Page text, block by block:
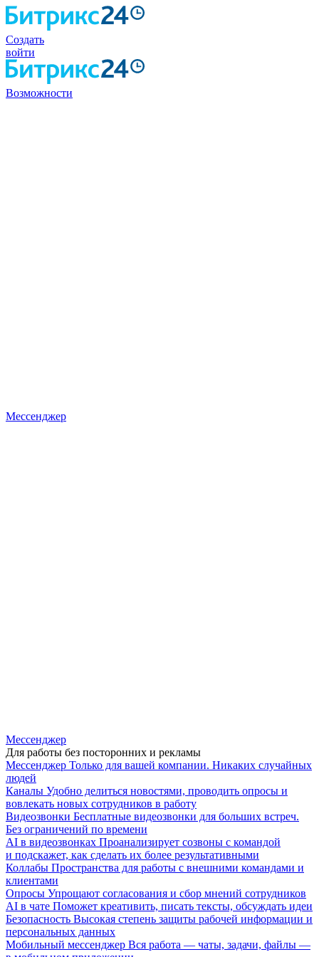
Создать
войти
Возможности
Мессенджер
Мессенджер
Для работы без посторонних и рекламы
Мессенджер Только для вашей компании. Никаких случайных
людей
Каналы Удобно делиться новостями, проводить опросы и
вовлекать новых сотрудников в работу
Видеозвонки Бесплатные видеозвонки для больших встреч.
Без ограничений по времени
AI в видеозвонках Проанализирует созвоны с командой
и подскажет, как сделать их более результативными
Коллабы Пространства для работы с внешними командами и
клиентами
Опросы Упрощают согласования и сбор мнений сотрудников
AI в чате Поможет креативить, писать тексты, обсуждать идеи
Безопасность Высокая степень защиты рабочей информации и
персональных данных
Мобильный мессенджер Вся работа — чаты, задачи, файлы —